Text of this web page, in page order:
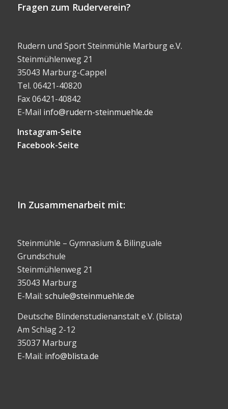
Fragen zum Ruderverein?
Rudern und Sport Steinmühle Marburg e.V.
Steinmühlenweg 21
35043 Marburg-Cappel
Tel. 06421-40820
Fax 06421-40842
E-Mail info@rudern-steinmuehle.de
Instagram-Seite
Facebook-Seite
In Zusammenarbeit mit:
Steinmühle – Gymnasium & Bilinguale
Grundschule
Steinmühlenweg 21
35043 Marburg
E-Mail: schule@steinmuehle.de
Deutsche Blindenstudienanstalt e.V. (blista)
Am Schlag 2-12
35037 Marburg
E-Mail: info@blista.de